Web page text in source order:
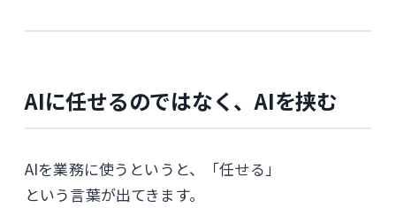
AIに任せるのではなく、AIを挟む
AIを業務に使うというと、「任せる」
という言葉が出てきます。